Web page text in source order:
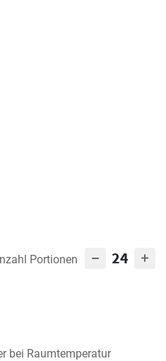
Portionen 24
bei Raumtemperatur